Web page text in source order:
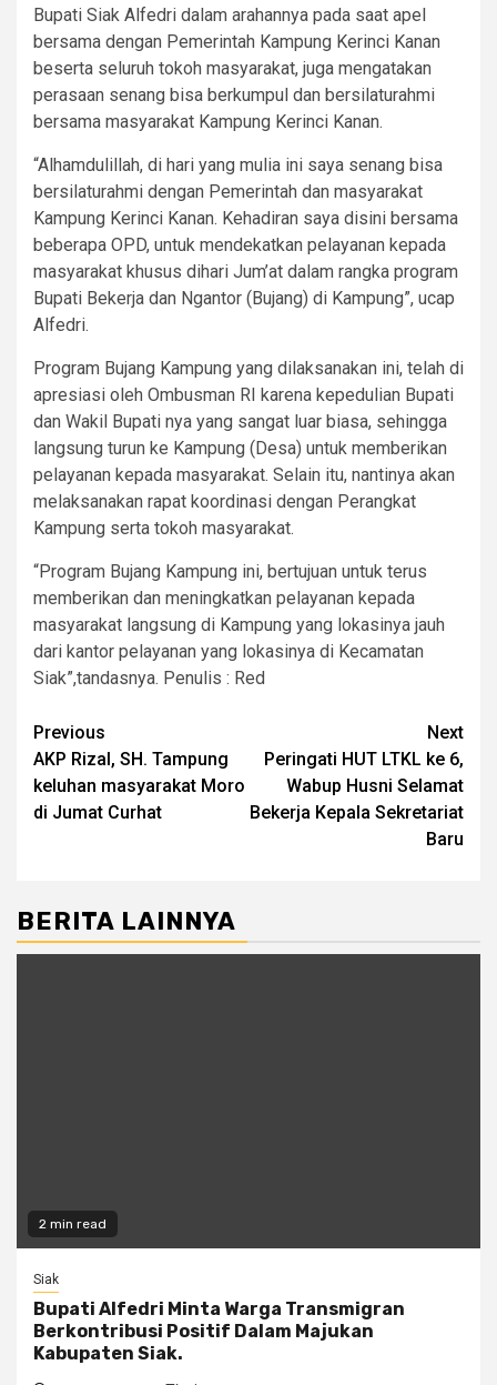
Bupati Siak Alfedri dalam arahannya pada saat apel
bersama dengan Pemerintah Kampung Kerinci Kanan
beserta seluruh tokoh masyarakat, juga mengatakan
perasaan senang bisa berkumpul dan bersilaturahmi
bersama masyarakat Kampung Kerinci Kanan.
“Alhamdulillah, di hari yang mulia ini saya senang bisa
bersilaturahmi dengan Pemerintah dan masyarakat
Kampung Kerinci Kanan. Kehadiran saya disini bersama
beberapa OPD, untuk mendekatkan pelayanan kepada
masyarakat khusus dihari Jum’at dalam rangka program
Bupati Bekerja dan Ngantor (Bujang) di Kampung”, ucap
Alfedri.
Program Bujang Kampung yang dilaksanakan ini, telah di
apresiasi oleh Ombusman RI karena kepedulian Bupati
dan Wakil Bupati nya yang sangat luar biasa, sehingga
langsung turun ke Kampung (Desa) untuk memberikan
pelayanan kepada masyarakat. Selain itu, nantinya akan
melaksanakan rapat koordinasi dengan Perangkat
Kampung serta tokoh masyarakat.
“Program Bujang Kampung ini, bertujuan untuk terus
memberikan dan meningkatkan pelayanan kepada
masyarakat langsung di Kampung yang lokasinya jauh
dari kantor pelayanan yang lokasinya di Kecamatan
Siak”,tandasnya. Penulis : Red
Post
navigation
Previous
AKP Rizal, SH. Tampung
keluhan masyarakat Moro
di Jumat Curhat
Next
Peringati HUT LTKL ke 6,
Wabup Husni Selamat
Bekerja Kepala Sekretariat
Baru
BERITA LAINNYA
2 min read
Siak
Bupati Alfedri Minta Warga Transmigran
Berkontribusi Positif Dalam Majukan
Kabupaten Siak.